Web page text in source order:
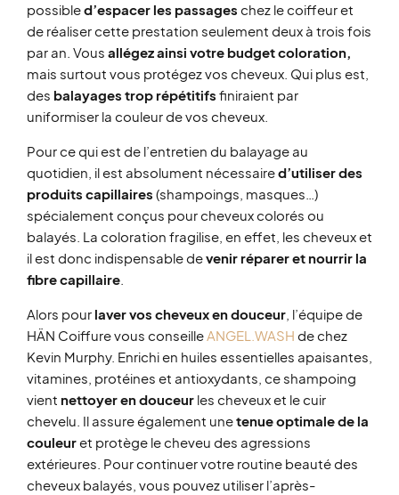
possibled’espacer les passages chez le coiffeur et
de réaliser cette prestation seulement deux à trois fois
par an. Vous allégez ainsi votre budget coloration,
mais surtout vous protégez vos cheveux. Qui plus est,
des balayages trop répétitifs finiraient par
uniformiser la couleur de vos cheveux.
Pour ce qui est de l’entretien du balayage au
quotidien, il est absolument nécessaired’utiliser des
produits capillaires (shampoings, masques…)
spécialement conçus pour cheveux colorés ou
balayés. La coloration fragilise, en effet, les cheveux et
il est donc indispensable devenir réparer et nourrir la
fibre capillaire
Alors pour laver vos cheveux en douceur , l’équipe de
HÄN Coiffure vous conseilleANGEL.WASH de chez
Kevin Murphy. Enrichi en huiles essentielles apaisantes,
vitamines, protéines et antioxydants, ce shampoing
vient nettoyer en douceur les cheveux et le cuir
chevelu. Il assure également unetenue optimale de la
couleuret protège le cheveu des agressions
extérieures. Pour continuer votre routine beauté des
cheveux balayés, vous pouvez utiliser l’après-